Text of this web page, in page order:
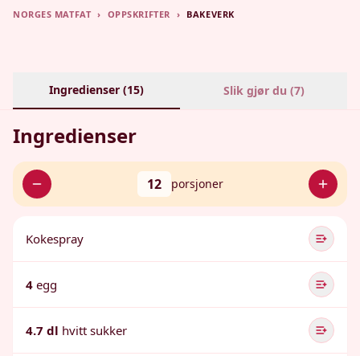
NORGES MATFAT › OPPSKRIFTER › BAKEVERK
Ingredienser (15) Slik gjør du (7)
Ingredienser
12 porsjoner
Kokespray
4 egg
4.7 dl hvitt sukker